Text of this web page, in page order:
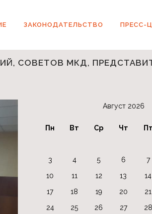
ЗАКОНОДАТЕЛЬСТВО ПРЕСС-
СОВЕТОВ МКД,
Август 2026
Пн Вт Ср Чт Пт
3
4 5 6 7
10
11 12 13 14
17
18 19 20 21
24
25 26 27 28